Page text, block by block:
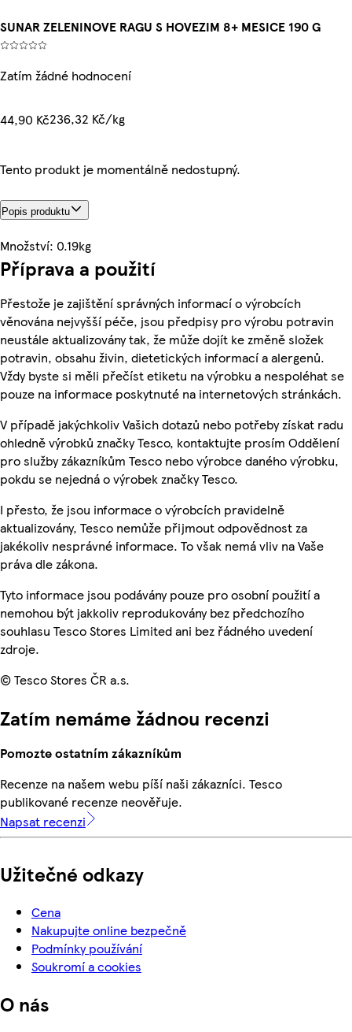
SUNAR ZELENINOVE RAGU S HOVEZIM 8+ MESICE 190 G
Zatím žádné hodnocení
44,90 Kč236,32 Kč/kg
Tento produkt je momentálně nedostupný.
Popis produktu
Množství: 0.19kg
Příprava a použití
Přestože je zajištění správných informací o výrobcích
věnována nejvyšší péče, jsou předpisy pro výrobu potravin
neustále aktualizovány tak, že může dojít ke změně složek
potravin, obsahu živin, dietetických informací a alergenů.
Vždy byste si měli přečíst etiketu na výrobku a nespoléhat se
pouze na informace poskytnuté na internetových stránkách.
V případě jakýchkoliv Vašich dotazů nebo potřeby získat radu
ohledně výrobků značky Tesco, kontaktujte prosím Oddělení
pro služby zákazníkům Tesco nebo výrobce daného výrobku,
pokdu se nejedná o výrobek značky Tesco.
I přesto, že jsou informace o výrobcích pravidelně
aktualizovány, Tesco nemůže přijmout odpovědnost za
jakékoliv nesprávné informace. To však nemá vliv na Vaše
práva dle zákona.
Tyto informace jsou podávány pouze pro osobní použití a
nemohou být jakkoliv reprodukovány bez předchozího
souhlasu Tesco Stores Limited ani bez řádného uvedení
zdroje.
© Tesco Stores ČR a.s.
Zatím nemáme žádnou recenzi
Pomozte ostatním zákazníkům
Recenze na našem webu píší naši zákazníci. Tesco
publikované recenze neověřuje.
Napsat recenzi
Užitečné odkazy
Cena
Nakupujte online bezpečně
Podmínky používání
Soukromí a cookies
O nás